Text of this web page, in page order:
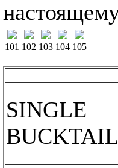
101 102 103 104 105
SINGLE
BUCKTAIL